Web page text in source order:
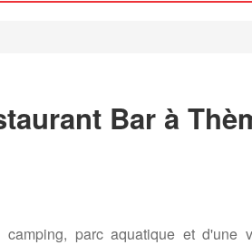
Bar à
parc aquatique et d'une